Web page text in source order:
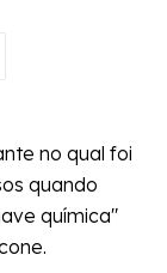
no qual foi
quando
química"